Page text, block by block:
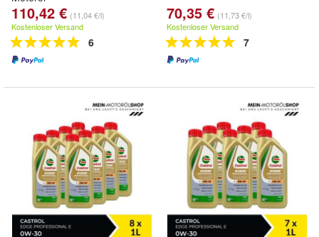
110,42 € (11,04 €/l)
Kostenloser Versand
6
70,35 € (11,73 €/l)
Kostenloser Versand
7